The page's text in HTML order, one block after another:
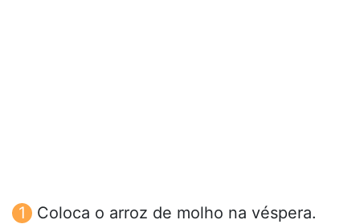
Coloca o arroz de molho na véspera.